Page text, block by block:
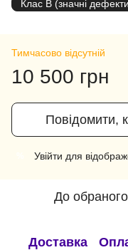
Клас B (значні
Тимчасово відсутній
10 500 грн
Повідомити,
Увійти для
До обраного
Доставка